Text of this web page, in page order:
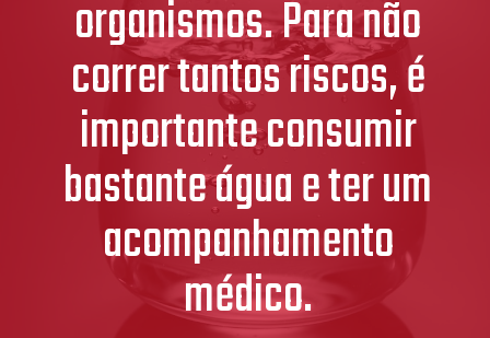
organismos. Para não
correr tantos riscos, é
importante consumir
bastante água e ter um
acompanhamento
médico.